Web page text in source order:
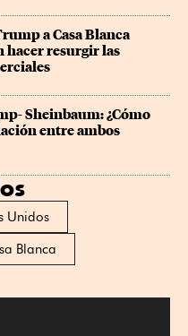
a Casa Blanca
hacer resurgir las
Sheinbaum: ¿Cómo
entre ambos
Unidos
Blanca